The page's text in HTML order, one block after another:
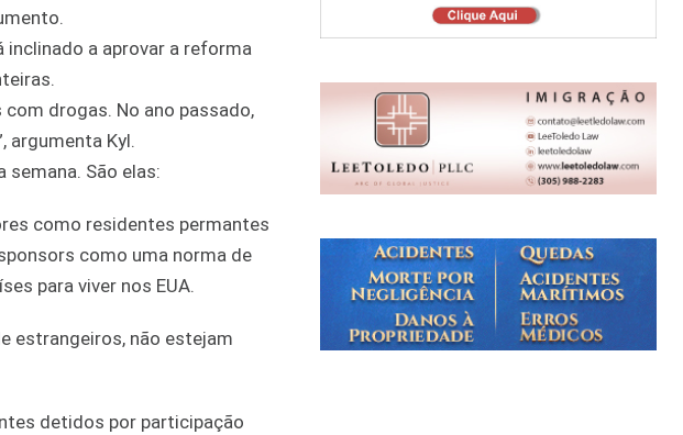
inclinado a aprovar a reforma
drogas. No ano passado,
argumenta Kyl.
São elas:
como residentes permantes
como uma norma de
para viver nos EUA.
estrangeiros, não estejam
detidos por participação